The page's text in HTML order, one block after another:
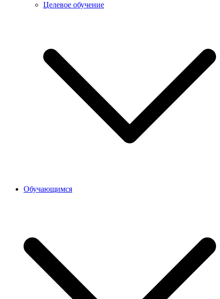
Целевое обучение
Обучающимся